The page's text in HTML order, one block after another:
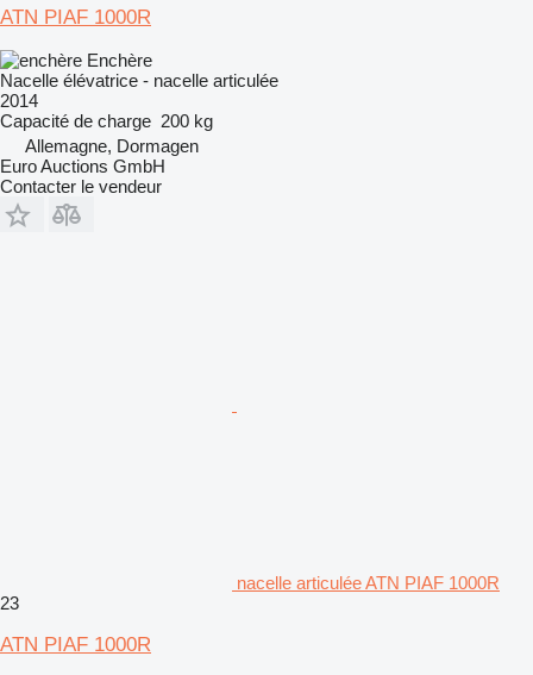
ATN PIAF 1000R
Enchère
Nacelle élévatrice - nacelle articulée
2014
Capacité de charge 200 kg
Allemagne, Dormagen
Euro Auctions GmbH
Contacter le vendeur
nacelle articulée ATN PIAF 1000R
23
ATN PIAF 1000R